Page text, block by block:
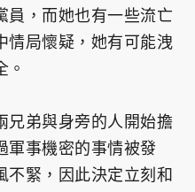
員，而她也有一些流亡
情局懷疑，她有可能洩
。
兄弟與身旁的人開始擔
軍事機密的事情被發
不緊，因此決定立刻和